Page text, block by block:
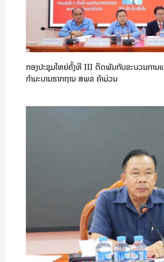
ກອງປະຊຸມໃຫຍ່ຄັ້ງທີ III ຕິດພັນກັບຂະບວນການແ
ກຳມະບານຮາກຖານ ສພຂ ຄໍາມ່ວນ